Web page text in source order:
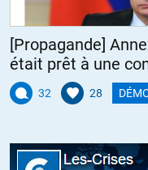
le nabot candide
Hollandouille
Hollandréou
LOLhande
Capitaine de pédalo
Scooter 1er
le Con des Sans-Dents
[Propagande]
était prêt à une
32 28